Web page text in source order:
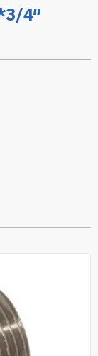
4″